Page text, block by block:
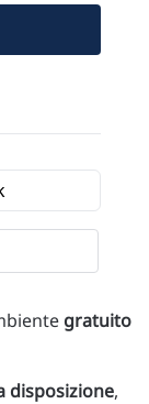
gratuito
disposizione,